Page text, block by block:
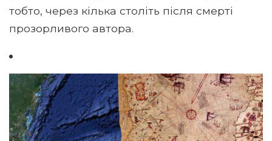
тобто, через кілька століть після смерті
прозорливого автора.